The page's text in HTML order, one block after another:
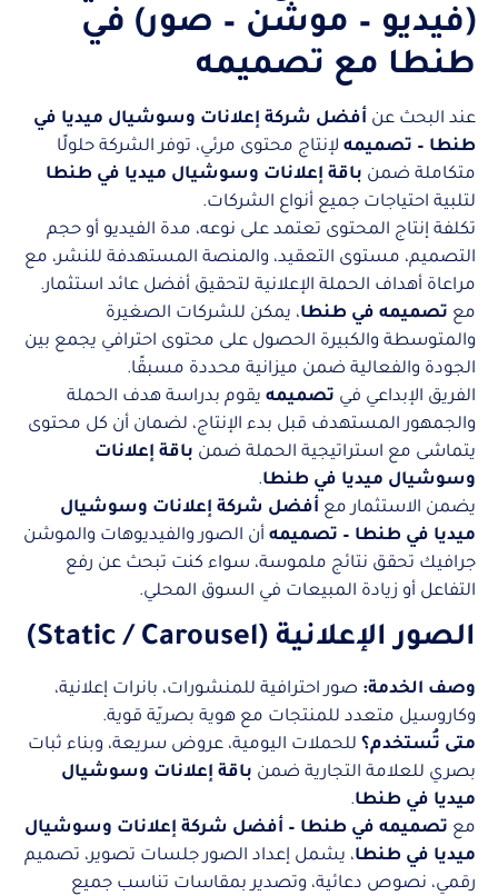
(فيديو – موشن – صور) في
طنطا مع تصميمه
عند البحث عن أفضل شركة إعلانات وسوشيال ميديا في
طنطا – تصميمه لإنتاج محتوى مرئي، توفر الشركة حلولًا
متكاملة ضمن باقة إعلانات وسوشيال ميديا في طنطا
لتلبية احتياجات جميع أنواع الشركات.
تكلفة إنتاج المحتوى تعتمد على نوعه، مدة الفيديو أو حجم
التصميم، مستوى التعقيد، والمنصة المستهدفة للنشر، مع
مراعاة أهداف الحملة الإعلانية لتحقيق أفضل عائد استثمار.
مع تصميمه في طنطا، يمكن للشركات الصغيرة
والمتوسطة والكبيرة الحصول على محتوى احترافي يجمع بين
الجودة والفعالية ضمن ميزانية محددة مسبقًا.
الفريق الإبداعي في تصميمه يقوم بدراسة هدف الحملة
والجمهور المستهدف قبل بدء الإنتاج، لضمان أن كل محتوى
يتماشى مع استراتيجية الحملة ضمن باقة إعلانات
وسوشيال ميديا في طنطا.
يضمن الاستثمار مع أفضل شركة إعلانات وسوشيال
ميديا في طنطا – تصميمه أن الصور والفيديوهات والموشن
جرافيك تحقق نتائج ملموسة، سواء كنت تبحث عن رفع
التفاعل أو زيادة المبيعات في السوق المحلي.
الصور الإعلانية (Static / Carousel)
وصف الخدمة: صور احترافية للمنشورات، بانرات إعلانية،
وكاروسيل متعدد للمنتجات مع هوية بصريّة قوية.
متى تُستخدم؟ للحملات اليومية، عروض سريعة، وبناء ثبات
بصري للعلامة التجارية ضمن باقة إعلانات وسوشيال
ميديا في طنطا.
مع تصميمه في طنطا – أفضل شركة إعلانات وسوشيال
ميديا في طنطا، يشمل إعداد الصور جلسات تصوير، تصميم
رقمي، نصوص دعائية، وتصدير بمقاسات تناسب جميع